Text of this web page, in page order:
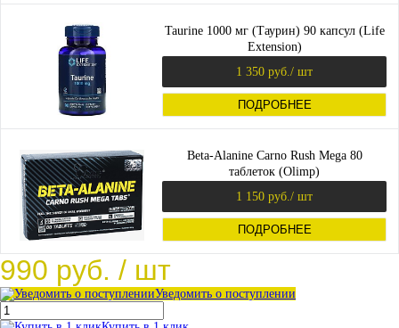
Taurine 1000 мг (Таурин) 90 капсул (Life
Extension)
1 350 руб. / шт
ПОДРОБНЕЕ
Beta-Alanine Carno Rush Mega 80
таблеток (Olimp)
1 150 руб. / шт
ПОДРОБНЕЕ
990 руб. / шт
Уведомить о поступлении